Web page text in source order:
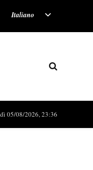
Italiano
English (UK)
05/08/2026, 23:36